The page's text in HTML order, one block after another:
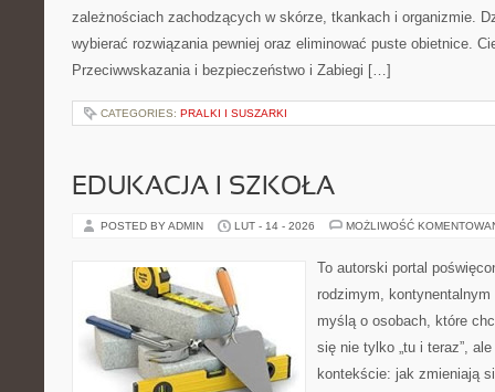
zależnościach zachodzących w skórze, tkankach i organizmie.
wybierać rozwiązania pewniej oraz eliminować puste obietnice.
Przeciwwskazania i bezpieczeństwo i Zabiegi […]
CATEGORIES: PRALKI I SUSZARKI
EDUKACJA I SZKOŁA
POSTED BY ADMIN LUT - 14 - 2026 MOŻLIWOŚĆ
To autorski portal
rodzimym,
myślą o osobach, które
się nie tylko „tu i teraz”,
kontekście: jak zmieniają